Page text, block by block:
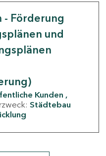
- Förderung
und
Kunden
Städtebau